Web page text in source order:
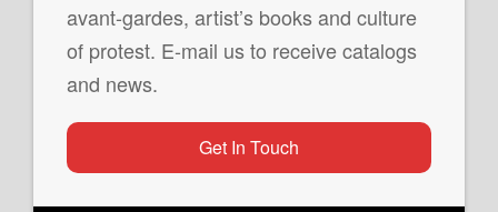
avant-gardes, artist’s books and culture
of protest. E-mail us to receive catalogs
and news.
Get In Touch